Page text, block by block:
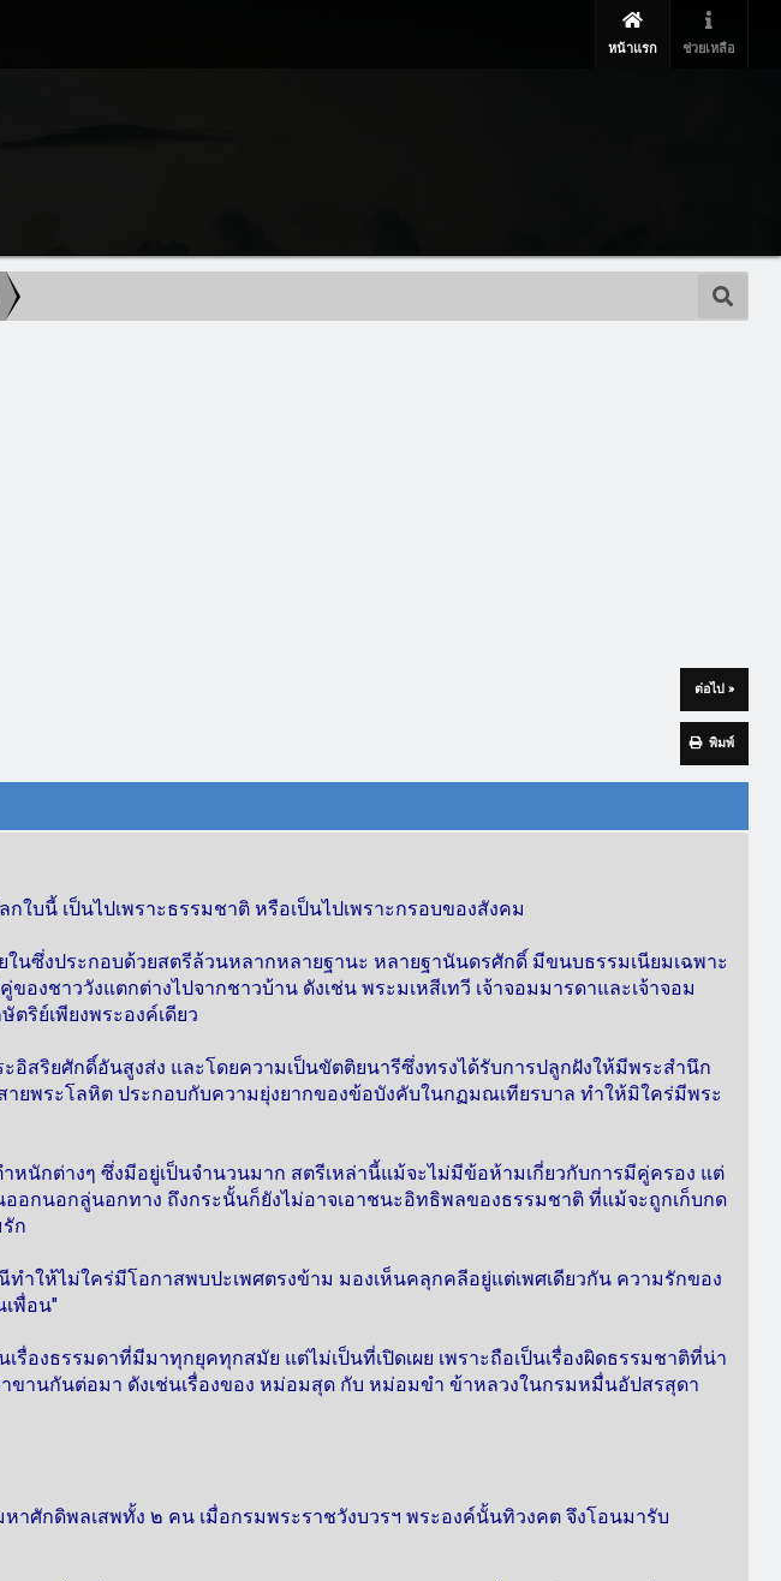
หน้าแรก ช่วยเหลือ
ต่อไป »
พิมพ์
บนี้ เป็นไปเพราะธรรมชาติ หรือเป็นไปเพราะกรอบของสังคม
นซึ่งประกอบด้วยสตรีล้วนหลากหลายฐานะ หลายฐานันดรศักดิ์ มีขนบธรรมเนียมเฉพาะ
งชาววังแตกต่างไปจากชาวบ้าน ดังเช่น พระมเหสีเทวี เจ้าจอมมารดาและเจ้าจอม
ริย์เพียงพระองค์เดียว
ริยศักดิ์อันสูงส่ง และโดยความเป็นขัตติยนารีซึ่งทรงได้รับการปลูกฝังให้มีพระสำนึก
ยพระโลหิต ประกอบกับความยุ่งยากของข้อบังคับในกฏมณเทียรบาล ทำให้มิใคร่มีพระ
นักต่างๆ ซึ่งมีอยู่เป็นจำนวนมาก สตรีเหล่านี้แม้จะไม่มีข้อห้ามเกี่ยวกับการมีคู่ครอง แต่
กนอกลู่นอกทาง ถึงกระนั้นก็ยังไม่อาจเอาชนะอิทธิพลของธรรมชาติ ที่แม้จะถูกเก็บกด
ก
ให้ไม่ใคร่มีโอกาสพบปะเพศตรงข้าม มองเห็นคลุกคลีอยู่แต่เพศเดียวกัน ความรักของ
เพื่อน"
รื่องธรรมดาที่มีมาทุกยุคทุกสมัย แต่ไม่เป็นที่เปิดเผย เพราะถือเป็นเรื่องผิดธรรมชาติที่น่า
าขานกันต่อมา ดังเช่นเรื่องของ หม่อมสุด กับ หม่อมขำ ข้าหลวงในกรมหมื่นอัปสรสุดา
ศักดิพลเสพทั้ง ๒ คน เมื่อกรมพระราชวังบวรฯ พระองค์นั้นทิวงคต จึงโอนมารับ